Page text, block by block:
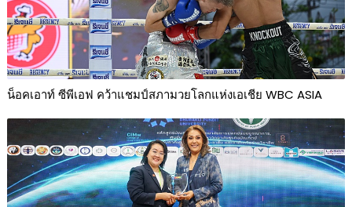
น็อคเอาท์ ซีพีเอฟ คว้าแชมป์สภามวยโลกแห่งเอเชีย WBC ASIA